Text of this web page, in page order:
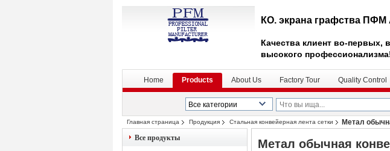
КО. экрана графства ПФМ
Качества клиент во-первых,
высокого
Home Products About Us Factory Tour Quality Control
Главная страница Продукция Стальная конвейерная лента сетки
Метал
Все продукты
Метал обычная